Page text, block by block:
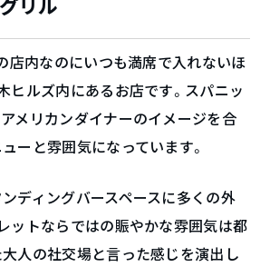
リル
店内なのにいつも満席で入れないほ
ヒルズ内にあるお店です。スパニッ
メリカンダイナーのイメージを合
ーと雰囲気になっています。
ディングバースペースに多くの外
ットならではの賑やかな雰囲気は都
人の社交場と言った感じを演出し